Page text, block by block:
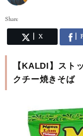
Share
X
【KALDI】スト
クチー焼きそば